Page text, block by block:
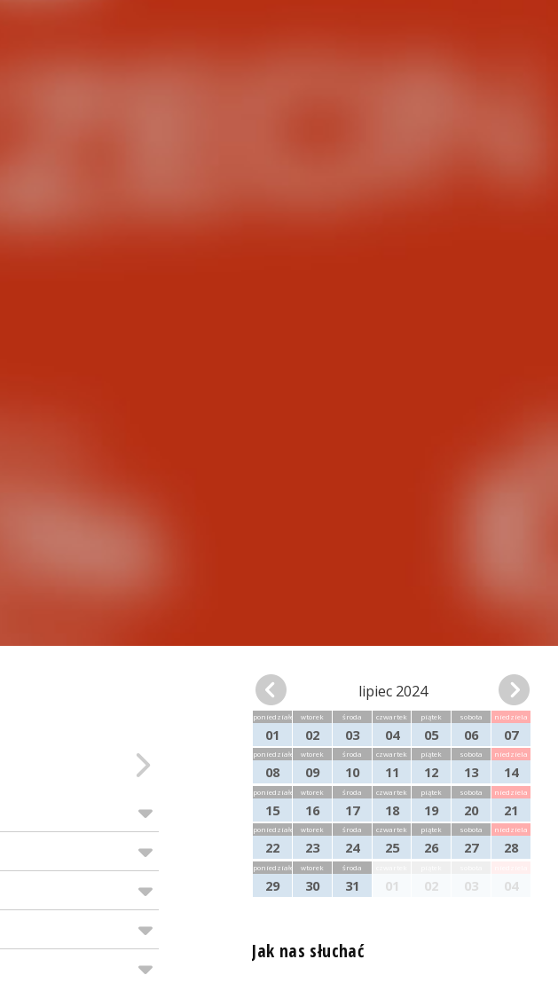
lipiec 2024
poniedziałek
01
wtorek
02
środa
03
czwartek
04
piątek
05
sobota
06
niedziela
07
poniedziałek
08
wtorek
09
środa
10
czwartek
11
piątek
12
sobota
13
niedziela
14
poniedziałek
15
wtorek
16
środa
17
czwartek
18
piątek
19
sobota
20
niedziela
21
poniedziałek
22
wtorek
23
środa
24
czwartek
25
piątek
26
sobota
27
niedziela
28
poniedziałek
29
wtorek
30
środa
31 01 02 03 04
Jak nas słuchać